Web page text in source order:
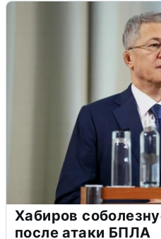
Хабиров
после атаки БПЛА